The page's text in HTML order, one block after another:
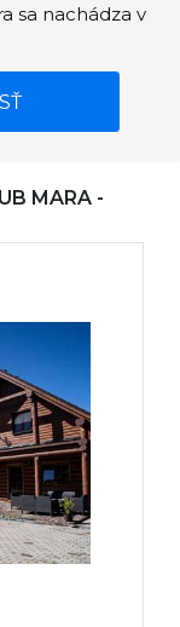
sa nachádza v
MARA -